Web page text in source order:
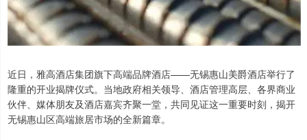
近日，雅高酒店集团旗下高端品牌酒店——无锡惠山美爵酒店举行了
隆重的开业揭牌仪式。当地政府相关领导、酒店管理高层、各界商业
伙伴、媒体朋友及酒店嘉宾齐聚一堂，共同见证这一重要时刻，揭开
无锡惠山区高端旅居市场的全新篇章。